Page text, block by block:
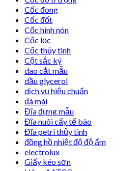
Cốc đong
Cốc đốt
Cốc hình nón
Cốc lọc
Cốc thủy tinh
Cột sắc ký
dao cắt mẫu
dầu glycerol
dịch vụ hiệu chuẩn
đá mài
Đĩa đựng mẫu
Đĩa nuôi cấy tế bào
Đĩa petri thủy tinh
đồng hồ nhiệt độ độ ẩm
electrolux
Giấy kéo sơn